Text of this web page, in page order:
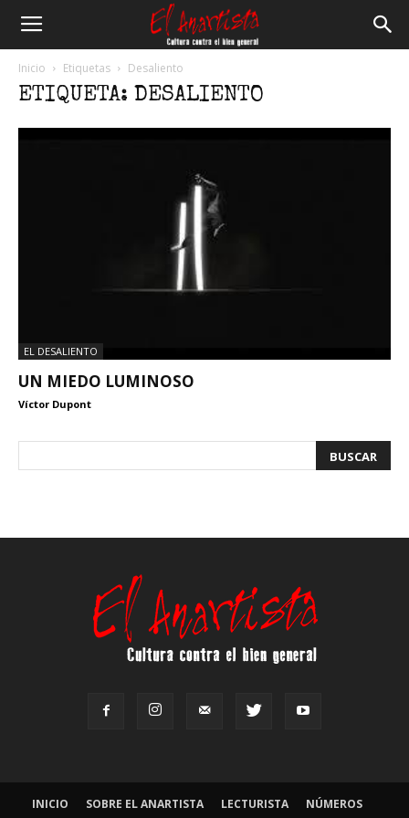
Inicio Etiquetas Desaliento
ETIQUETA: DESALIENTO
EL DESALIENTO
UN MIEDO LUMINOSO
Víctor Dupont
INICIO SOBRE EL ANARTISTA LECTURISTA
NÚMEROS